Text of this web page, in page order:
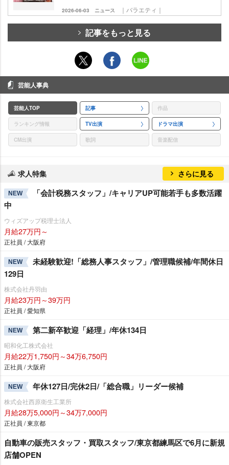
2026-06-03 ニュース ｜バラエティ｜
記事をもっと見る
芸能人事典
芸能人TOP 記事 作品
ランキング情報 TV出演 ドラマ出演
CM出演 歌詞 音楽配信
求人特集 さらに見る
NEW
「会計税務スタッフ」/キャリアUP可能若手も多数活躍
中
ウィズアップ税理士法人
月給27万円～
正社員 / 大阪府
NEW
未経験歓迎!「総務人事スタッフ」/管理職候補/年間休日
129日
株式会社丹羽由
月給23万円～39万円
正社員 / 愛知県
NEW 第二新卒歓迎「経理」/年休134日
昭和化工株式会社
月給22万1,750円～34万6,750円
正社員 / 大阪府
NEW 年休127日/完休2日/「総合職」リーダー候補
株式会社西原衛生工業所
月給28万5,000円～34万7,000円
正社員 / 東京都
自動車の販売スタッフ・買取スタッフ/東京都練馬区で6月に新規
店舗OPEN